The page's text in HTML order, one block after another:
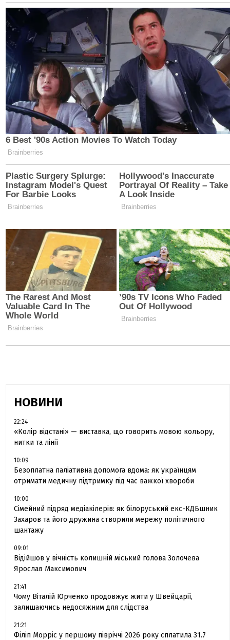
НОВИНИ
22:24
«Колір відстані» — виставка, що говорить мовою кольору,
нитки та лінії
10:09
Безоплатна паліативна допомога вдома: як українцям
отримати медичну підтримку під час важкої хвороби
10:00
Сімейний підряд медіакілерів: як білоруський екс-КДБшник
Захаров та його дружина створили мережу політичного
шантажу
09:01
Відійшов у вічність колишній міський голова Золочева
Ярослав Максимович
21:41
Чому Віталій Юрченко продовжує жити у Швейцарії,
залишаючись недосяжним для слідства
21:21
Філіп Морріс у першому півріччі 2026 року сплатила 31.7